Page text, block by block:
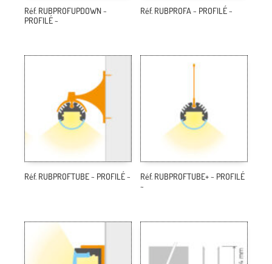
Réf. RUBPROFUPDOWN ~
PROFILÉ ~
Réf. RUBPROFA ~ PROFILÉ ~
Réf. RUBPROFTUBE ~ PROFILÉ ~
Réf. RUBPROFTUBE+ ~ PROFILÉ
~